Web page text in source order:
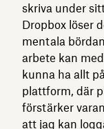
skriva under
Dropbox löser
mentala
arbete kan
kunna ha allt
plattform, där
förstärker
att jag kan